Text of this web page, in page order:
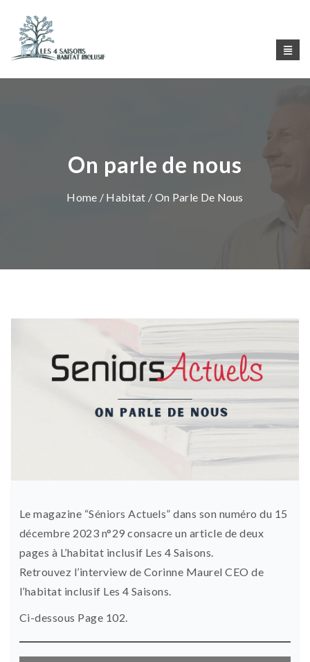
On parle de nous
Home / Habitat / On Parle De Nous
Le magazine “Séniors Actuels” dans son numéro du 15
décembre 2023 n°29 consacre un article de deux
pages à L’habitat inclusif Les 4 Saisons.
Retrouvez l’interview de Corinne Maurel CEO de
l’habitat inclusif Les 4 Saisons.
Ci-dessous Page 102.